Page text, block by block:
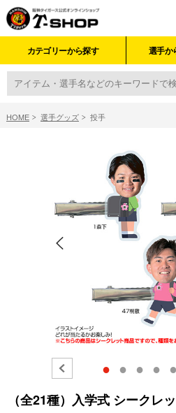
カテゴリーから探す 選手か
HOME 選手グッズ 投手
● ● ● ● ●
（全21種）入学式 シークレ